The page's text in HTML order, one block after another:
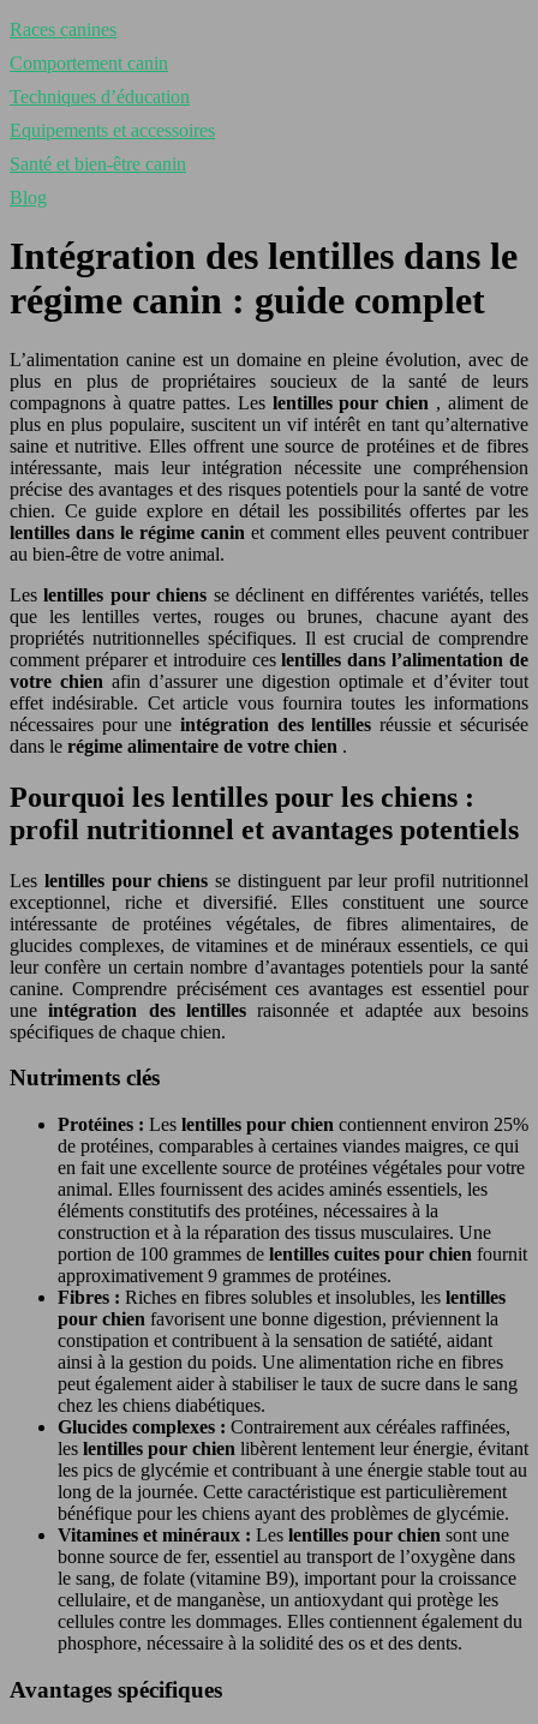
Races canines
Comportement canin
Techniques d’éducation
Equipements et accessoires
Santé et bien-être canin
Blog
Intégration des lentilles dans le
régime canin : guide complet
L’alimentation canine est un domaine en pleine évolution, avec de
plus en plus de propriétaires soucieux de la santé de leurs
compagnons à quatre pattes. Les lentilles pour chien , aliment de
plus en plus populaire, suscitent un vif intérêt en tant qu’alternative
saine et nutritive. Elles offrent une source de protéines et de fibres
intéressante, mais leur intégration nécessite une compréhension
précise des avantages et des risques potentiels pour la santé de votre
chien. Ce guide explore en détail les possibilités offertes par les
lentilles dans le régime canin et comment elles peuvent contribuer
au bien-être de votre animal.
Leslentilles pour chiens se déclinent en différentes variétés, telles
que les lentilles vertes, rouges ou brunes, chacune ayant des
propriétés nutritionnelles spécifiques. Il est crucial de comprendre
comment préparer et introduire ceslentilles dans l’alimentation de
votre chien afin d’assurer une digestion optimale et d’éviter tout
effet indésirable. Cet article vous fournira toutes les informations
nécessaires pour une intégration des lentilles réussie et sécurisée
dans le régime alimentaire de votre chien .
Pourquoi les lentilles pour les chiens :
profil nutritionnel et avantages potentiels
Les lentilles pour chiensse distinguent par leur profil nutritionnel
exceptionnel, riche et diversifié. Elles constituent une source
intéressante de protéines végétales, de fibres alimentaires, de
glucides complexes, de vitamines et de minéraux essentiels, ce qui
leur confère un certain nombre d’avantages potentiels pour la santé
canine. Comprendre précisément ces avantages est essentiel pour
uneintégration des lentilles raisonnée et adaptée aux besoins
spécifiques de chaque chien.
Nutriments clés
Protéines : Les lentilles pour chien contiennent environ 25%
de protéines, comparables à certaines viandes maigres, ce qui
en fait une excellente source de protéines végétales pour votre
animal. Elles fournissent des acides aminés essentiels, les
éléments constitutifs des protéines, nécessaires à la
construction et à la réparation des tissus musculaires. Une
portion de 100 grammes de lentilles cuites pour chien fournit
approximativement 9 grammes de protéines.
Fibres : Riches en fibres solubles et insolubles, les lentilles
pour chien favorisent une bonne digestion, préviennent la
constipation et contribuent à la sensation de satiété, aidant
ainsi à la gestion du poids. Une alimentation riche en fibres
peut également aider à stabiliser le taux de sucre dans le sang
chez les chiens diabétiques.
Glucides complexes : Contrairement aux céréales raffinées,
les lentilles pour chien libèrent lentement leur énergie, évitant
les pics de glycémie et contribuant à une énergie stable tout au
long de la journée. Cette caractéristique est particulièrement
bénéfique pour les chiens ayant des problèmes de glycémie.
Vitamines et minéraux : Les lentilles pour chien sont une
bonne source de fer, essentiel au transport de l’oxygène dans
le sang, de folate (vitamine B9), important pour la croissance
cellulaire, et de manganèse, un antioxydant qui protège les
cellules contre les dommages. Elles contiennent également du
phosphore, nécessaire à la solidité des os et des dents.
Avantages spécifiques